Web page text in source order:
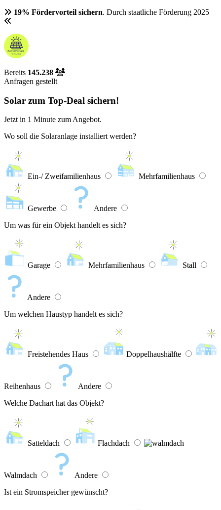
19% Fördervorteil sichern. Durch staatliche Förderung 2025
Bereits 145.238
Anfragen gestellt
Solar zum Top-Deal sichern!
Jetzt in 1 Minute zum Angebot.
Wo soll die Solaranlage installiert werden?
Ein-/ Zweifamilienhaus Mehrfamilienhaus
Gewerbe
Andere
Um was für ein Objekt handelt es sich?
Garage Mehrfamilienhaus Stall
Andere
Um welchen Haustyp handelt es sich?
Freistehendes Haus Doppelhaushälfte
Reihenhaus
Andere
Welche Dachart hat das Objekt?
Satteldach Flachdach
Walmdach
Andere
Ist ein Stromspeicher gewünscht?